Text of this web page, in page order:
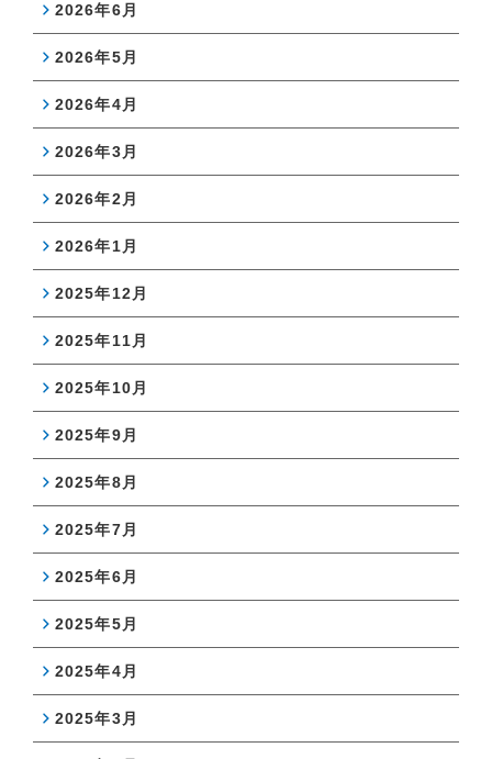
2026年6月
2026年5月
2026年4月
2026年3月
2026年2月
2026年1月
2025年12月
2025年11月
2025年10月
2025年9月
2025年8月
2025年7月
2025年6月
2025年5月
2025年4月
2025年3月